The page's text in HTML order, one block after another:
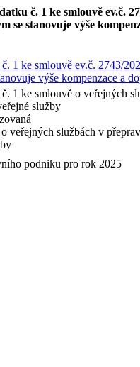
č. 1 ke smlouvě ev.č.
se stanovuje výše
1 ke smlouvě ev.č. 2743/
výše kompenzace a
1 ke smlouvě o veřejných
služby
veřejných službách v
podniku pro rok 2025